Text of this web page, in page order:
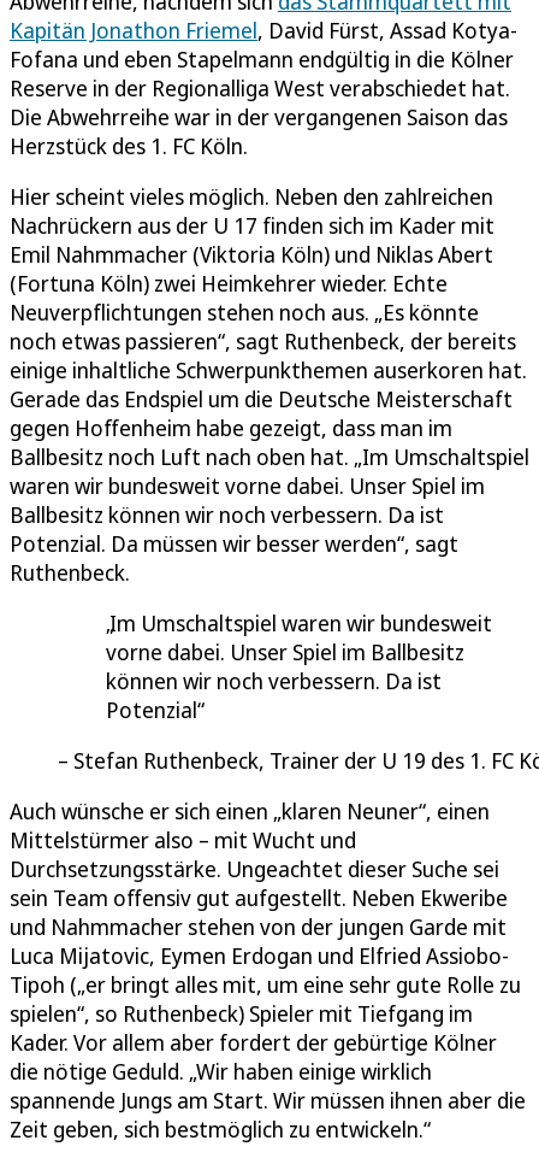
Kapitän Jonathon Friemel, David Fürst, Assad Kotya-
Fofana und eben Stapelmann endgültig in die Kölner
Reserve in der Regionalliga West verabschiedet hat.
Die Abwehrreihe war in der vergangenen Saison das
Herzstück des 1. FC Köln.
Hier scheint vieles möglich. Neben den zahlreichen
Nachrückern aus der U 17 finden sich im Kader mit
Emil Nahmmacher (Viktoria Köln) und Niklas Abert
(Fortuna Köln) zwei Heimkehrer wieder. Echte
Neuverpflichtungen stehen noch aus. „Es könnte
noch etwas passieren“, sagt Ruthenbeck, der bereits
einige inhaltliche Schwerpunkthemen auserkoren hat.
Gerade das Endspiel um die Deutsche Meisterschaft
gegen Hoffenheim habe gezeigt, dass man im
Ballbesitz noch Luft nach oben hat. „Im Umschaltspiel
waren wir bundesweit vorne dabei. Unser Spiel im
Ballbesitz können wir noch verbessern. Da ist
Potenzial. Da müssen wir besser werden“, sagt
Ruthenbeck.
Im Umschaltspiel waren wir bundesweit
vorne dabei. Unser Spiel im Ballbesitz
können wir noch verbessern. Da ist
Potenzial
Stefan Ruthenbeck, Trainer der U 19 des 1. FC
Auch wünsche er sich einen „klaren Neuner“, einen
Mittelstürmer also – mit Wucht und
Durchsetzungsstärke. Ungeachtet dieser Suche sei
sein Team offensiv gut aufgestellt. Neben Ekweribe
und Nahmmacher stehen von der jungen Garde mit
Luca Mijatovic, Eymen Erdogan und Elfried Assiobo-
Tipoh („er bringt alles mit, um eine sehr gute Rolle zu
spielen“, so Ruthenbeck) Spieler mit Tiefgang im
Kader. Vor allem aber fordert der gebürtige Kölner
die nötige Geduld. „Wir haben einige wirklich
spannende Jungs am Start. Wir müssen ihnen aber die
Zeit geben, sich bestmöglich zu entwickeln.“